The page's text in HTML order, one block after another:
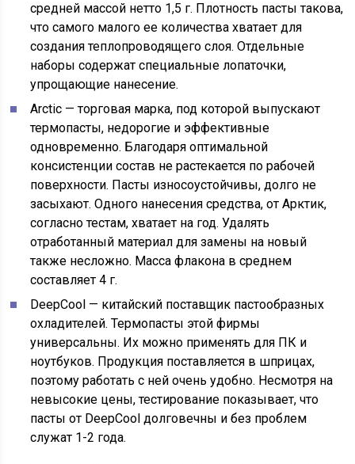
средней массой нетто 1,5 г. Плотность пасты такова,
что самого малого ее количества хватает для
создания теплопроводящего слоя. Отдельные
наборы содержат специальные лопаточки,
упрощающие нанесение.
Arctic — торговая марка, под которой выпускают
термопасты, недорогие и эффективные
одновременно. Благодаря оптимальной
консистенции состав не растекается по рабочей
поверхности. Пасты износоустойчивы, долго не
засыхают. Одного нанесения средства, от Арктик,
согласно тестам, хватает на год. Удалять
отработанный материал для замены на новый
также несложно. Масса флакона в среднем
составляет 4 г.
DeepCool — китайский поставщик пастообразных
охладителей. Термопасты этой фирмы
универсальны. Их можно применять для ПК и
ноутбуков. Продукция поставляется в шприцах,
поэтому работать с ней очень удобно. Несмотря на
невысокие цены, тестирование показывает, что
пасты от DeepCool долговечны и без проблем
служат 1-2 года.